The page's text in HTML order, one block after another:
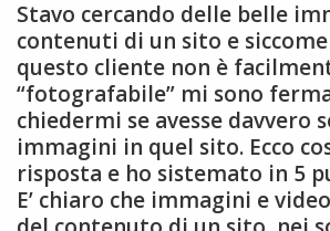
Stavo cercando delle belle
contenuti di un sito e
questo cliente non è
“fotografabile” mi sono
chiedermi se avesse davvero
immagini in quel sito. Ecco
risposta e ho sistemato in 5
E’ chiaro che immagini e